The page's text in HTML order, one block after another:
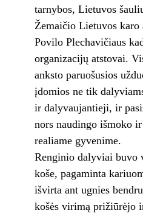
tarnybos, Lietuvos
Žemaičio Lietuvos karo
Povilo Plechavičiaus
organizacijų atstovai.
anksto paruošusios
įdomios ne tik
ir dalyvaujantieji, ir
nors naudingo išmoko
realiame gyvenime.
Renginio dalyviai buvo
koše, pagaminta
išvirta ant ugnies
košės virimą prižiūrėjo